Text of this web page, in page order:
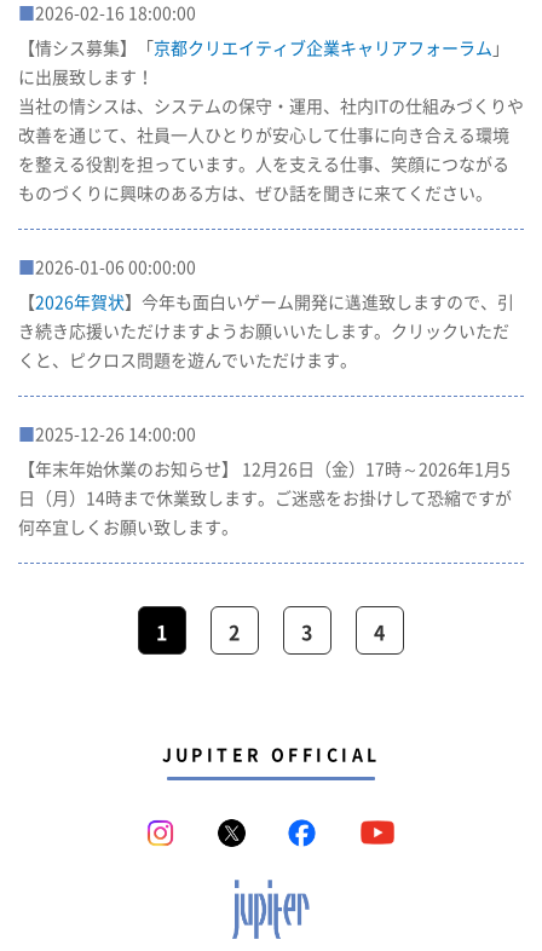
■2026-02-16 18:00:00
【情シス募集】「京都クリエイティブ企業キャリアフォーラム 」
に出展致します！
当社の情シスは、システムの保守・運用、社内ITの仕組みづくりや
改善を通じて、社員一人ひとりが安心して仕事に向き合える環境
を整える役割を担っています。人を支える仕事、笑顔につながる
ものづくりに興味のある方は、ぜひ話を聞きに来てください。
■2026-01-06 00:00:00
【2026年賀状】今年も面白いゲーム開発に邁進致しますので、引
き続き応援いただけますようお願いいたします。クリックいただ
くと、ピクロス問題を遊んでいただけます。
■2025-12-26 14:00:00
【年末年始休業のお知らせ】 12月26日（金）17時～2026年1月5
日（月）14時まで休業致します。ご迷惑をお掛けして恐縮ですが
何卒宜しくお願い致します。
1 2 3 4
JUPITER OFFICIAL